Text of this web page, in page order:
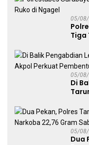
05/
Tiga
05/
Di
05/
Dua